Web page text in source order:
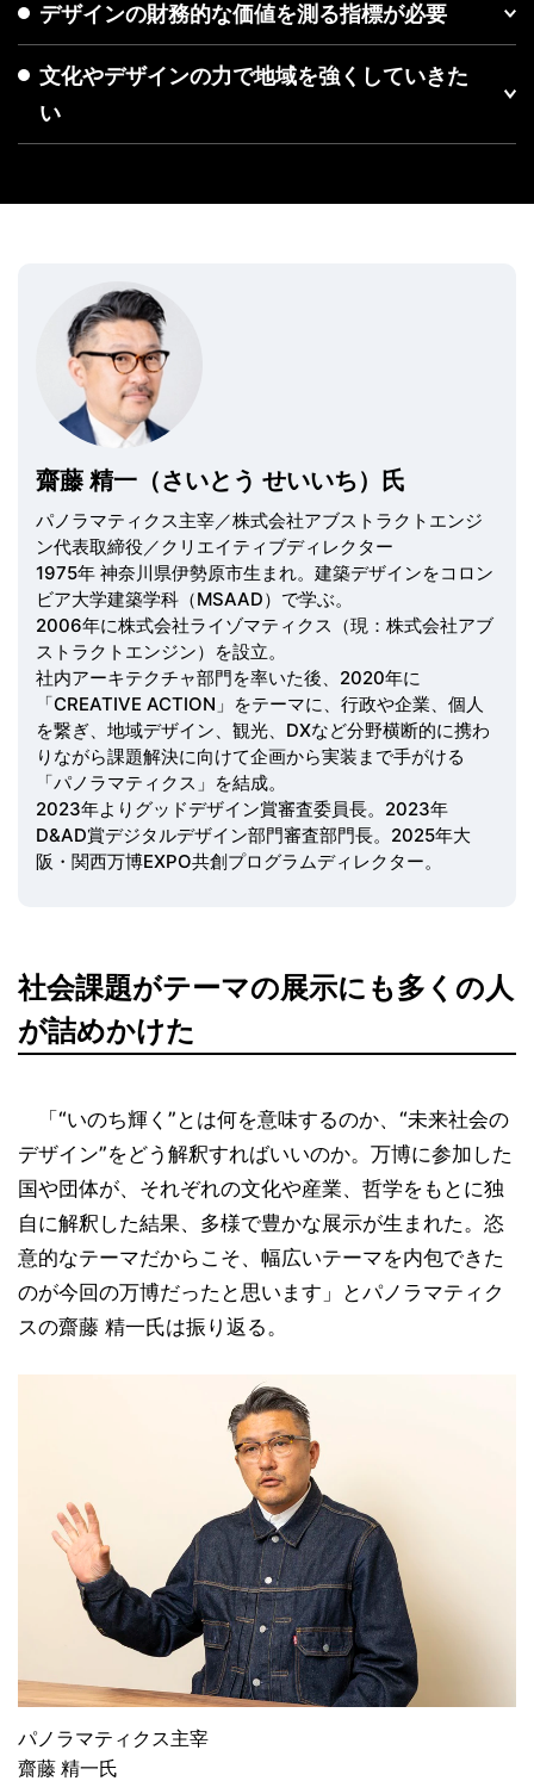
デザインの財務的な価値を測る指標が必要
文化やデザインの力で地域を強くしていきた
い
齋藤 精一（さいとう せいいち）氏
パノラマティクス主宰／株式会社アブストラクトエンジ
ン代表取締役／クリエイティブディレクター
1975年 神奈川県伊勢原市生まれ。建築デザインをコロン
ビア大学建築学科（MSAAD）で学ぶ。
2006年に株式会社ライゾマティクス（現：株式会社アブ
ストラクトエンジン）を設立。
社内アーキテクチャ部門を率いた後、2020年に
「CREATIVE ACTION」をテーマに、行政や企業、個人
を繋ぎ、地域デザイン、観光、DXなど分野横断的に携わ
りながら課題解決に向けて企画から実装まで手がける
「パノラマティクス」を結成。
2023年よりグッドデザイン賞審査委員長。2023年
D&AD賞デジタルデザイン部門審査部門長。2025年大
阪・関西万博EXPO共創プログラムディレクター。
社会課題がテーマの展示にも多くの人
が詰めかけた
「“いのち輝く”とは何を意味するのか、“未来社会の
デザイン”をどう解釈すればいいのか。万博に参加した
国や団体が、それぞれの文化や産業、哲学をもとに独
自に解釈した結果、多様で豊かな展示が生まれた。恣
意的なテーマだからこそ、幅広いテーマを内包できた
のが今回の万博だったと思います」とパノラマティク
スの齋藤 精一氏は振り返る。
パノラマティクス主宰
齋藤 精一氏